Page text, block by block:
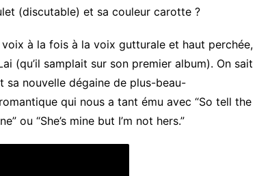
(discutable) et sa couleur carotte ?
à la fois à la voix gutturale et haut perchée,
(qu’il samplait sur son premier album). On sait
sa nouvelle dégaine de plus-beau-
qui nous a tant ému avec “So tell the
ou “She’s mine but I’m not hers.”